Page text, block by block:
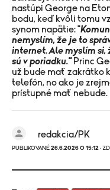
nastúpi George na
bodu, keď kvôli tomu
synom napätie: "
nemyslím, že je to
internet. Ale myslím si,
sú v poriadku."Princ
už bude mať zakrátko
telefón, no ako je
prístupné mať nebude.
redakcia/PK
PUBLIKOVANÉ 26.6.2026 O 15:12 ·